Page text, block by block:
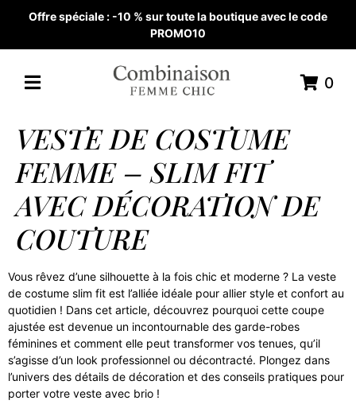
Offre spéciale : -10 % sur toute la boutique avec le code
PROMO10
0
VESTE DE COSTUME
FEMME – SLIM FIT
AVEC DÉCORATION DE
COUTURE
Vous rêvez d’une silhouette à la fois chic et moderne ? La veste
de costume slim fit est l’alliée idéale pour allier style et confort au
quotidien ! Dans cet article, découvrez pourquoi cette coupe
ajustée est devenue un incontournable des garde-robes
féminines et comment elle peut transformer vos tenues, qu’il
s’agisse d’un look professionnel ou décontracté. Plongez dans
l’univers des détails de décoration et des conseils pratiques pour
porter votre veste avec brio !